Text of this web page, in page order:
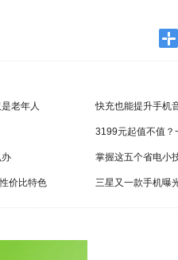
老年人 快充也能提升手机
3199元起值不值
掌握这五个省电小
价比特色 三星又一款手机曝